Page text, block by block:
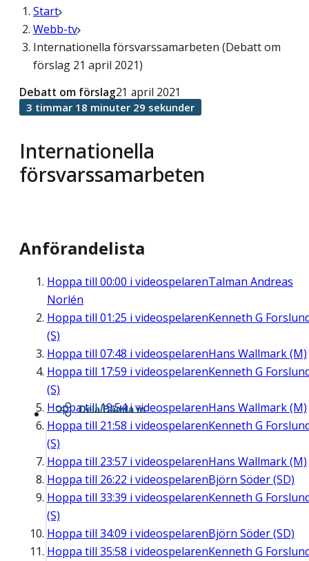
Start
Webb-tv
Internationella försvarssamarbeten (Debatt om
förslag 21 april 2021)
Internationella
försvarssamarbeten
Debatt om förslag21 april 2021
3 timmar 18 minuter 29 sekunder
Anförandelista
Hoppa till 00:00 i videospelarenTalman Andreas
Norlén
Hoppa till 01:25 i videospelarenKenneth G
(S)
Hoppa till 07:48 i videospelarenHans Wallmark (M)
Hoppa till 17:59 i videospelarenKenneth G
(S)
Hoppa till19:54i videospelarenHans Wallmark (M)
Hoppa till 21:58 i videospelarenKenneth G
(S)
Hoppa till 23:57 i videospelarenHans Wallmark (M)
Hoppa till 26:22 i videospelarenBjörn Söder (SD)
Hoppa till 33:39 i videospelarenKenneth G
(S)
Hoppa till 34:09 i videospelarenBjörn Söder (SD)
Hoppa till 35:58 i videospelarenKenneth G
Dela/Bädda in